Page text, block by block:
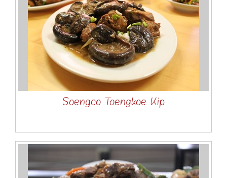
Soengco Toengkoe Kip